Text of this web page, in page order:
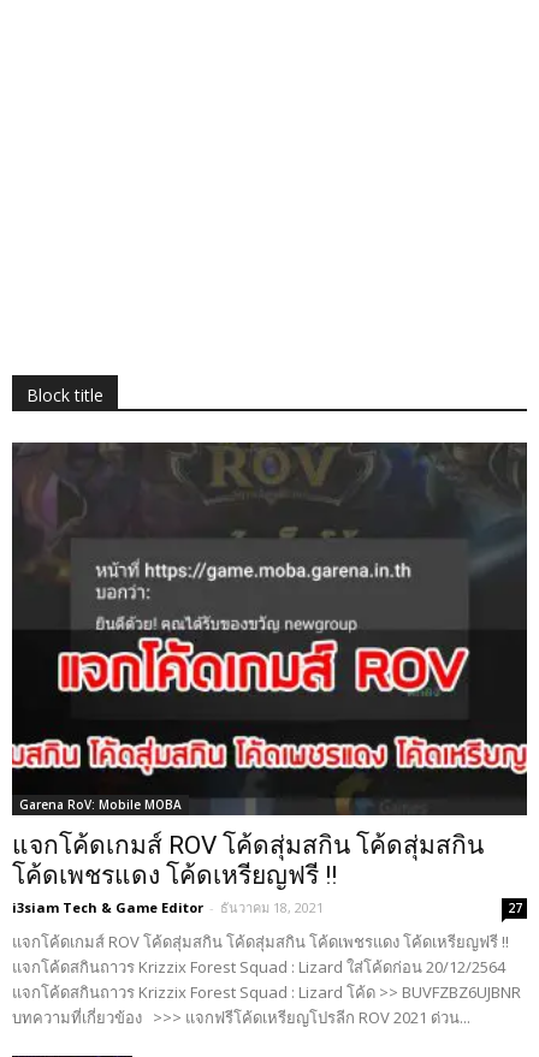
Block title
Garena RoV: Mobile MOBA
แจกโค้ดเกมส์ ROV โค้ดสุ่มสกิน โค้ดสุ่มสกิน
โค้ดเพชรแดง โค้ดเหรียญฟรี !!
i3siam Tech & Game Editor - ธันวาคม 18, 2021 27
แจกโค้ดเกมส์ ROV โค้ดสุ่มสกิน โค้ดสุ่มสกิน โค้ดเพชรแดง โค้ดเหรียญฟรี !!
แจกโค้ดสกินถาวร Krizzix Forest Squad : Lizard ใส่โค้ดก่อน 20/12/2564
แจกโค้ดสกินถาวร Krizzix Forest Squad : Lizard โค้ด >> BUVFZBZ6UJBNR
บทความที่เกี่ยวข้อง >>> แจกฟรีโค้ดเหรียญโปรลีก ROV 2021 ด่วน...